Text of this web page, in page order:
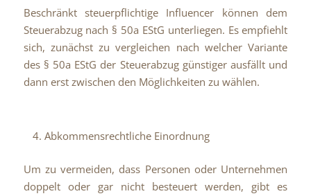
Beschränkt steuerpflichtige Influencer können dem
Steuerabzug nach § 50a EStG unterliegen. Es empfiehlt
sich, zunächst zu vergleichen nach welcher Variante
des § 50a EStG der Steuerabzug günstiger ausfällt und
dann erst zwischen den Möglichkeiten zu wählen.
Abkommensrechtliche Einordnung
Um zu vermeiden, dass Personen oder Unternehmen
doppelt oder gar nicht besteuert werden, gibt es